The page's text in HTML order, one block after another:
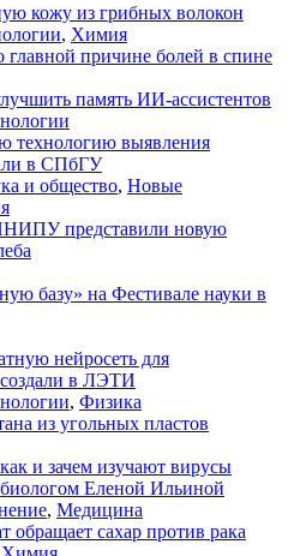
кожу из грибных волокон
, Химия
причине болей в спине
память ИИ-ассистентов
технологию выявления
в СПбГУ
и общество, Новые
представили новую
базу» на Фестивале науки в
нейросеть для
создали в ЛЭТИ
, Физика
из угольных пластов
и зачем изучают вирусы
Еленой Ильиной
, Медицина
обращает сахар против рака